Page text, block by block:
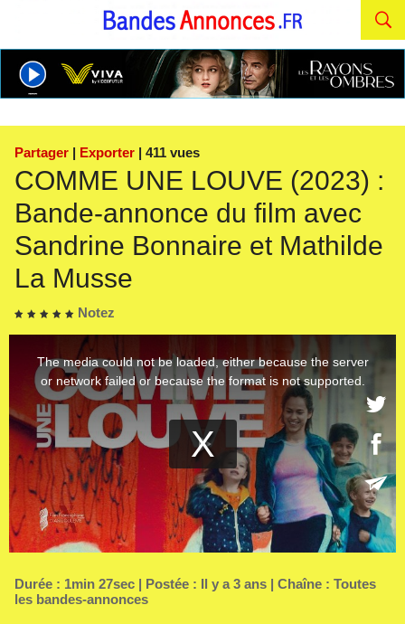
Partager | Exporter | 411 vues
COMME UNE LOUVE (2023) :
Bande-annonce du film avec
Sandrine Bonnaire et Mathilde
La Musse
Notez
Durée : 1min 27sec | Postée : Il y a 3 ans | Chaîne : Toutes
les bandes-annonces